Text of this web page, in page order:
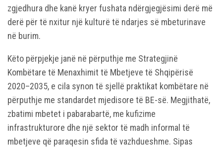
zgjedhura dhe kanë kryer fushata ndërgjegjësimi derë më
derë për të nxitur një kulturë të ndarjes së mbeturinave
në burim.
Këto përpjekje janë në përputhje me Strategjinë
Kombëtare të Menaxhimit të Mbetjeve të Shqipërisë
2020–2035, e cila synon të sjellë praktikat kombëtare në
përputhje me standardet mjedisore të BE-së. Megjithatë,
zbatimi mbetet i pabarabartë, me kufizime
infrastrukturore dhe një sektor të madh informal të
mbetjeve që paraqesin sfida të vazhdueshme. Sipas